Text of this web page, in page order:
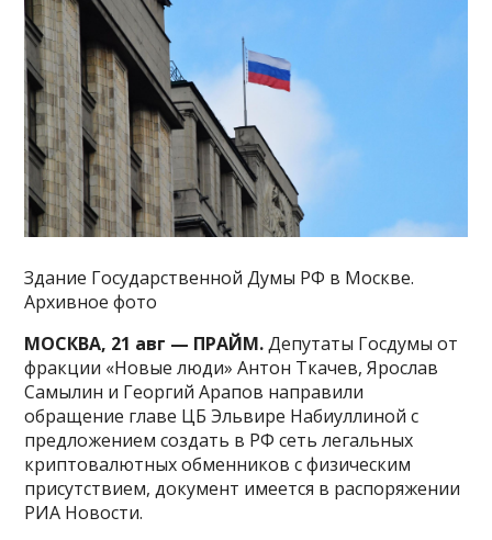
Здание Государственной Думы РФ в Москве.
Архивное фото
МОСКВА, 21 авг — ПРАЙМ.Депутаты Госдумы от
фракции «Новые люди» Антон Ткачев, Ярослав
Самылин и Георгий Арапов направили
обращение главе ЦБ Эльвире Набиуллиной с
предложением создать в РФ сеть легальных
криптовалютных обменников с физическим
присутствием, документ имеется в распоряжении
РИА Новости.